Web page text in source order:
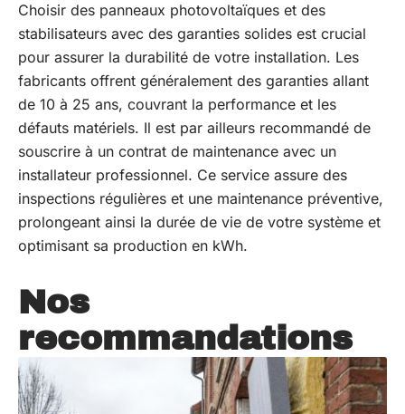
Choisir des panneaux photovoltaïques et des
stabilisateurs avec des garanties solides est crucial
pour assurer la durabilité de votre installation. Les
fabricants offrent généralement des garanties allant
de 10 à 25 ans, couvrant la performance et les
défauts matériels. Il est par ailleurs recommandé de
souscrire à un contrat de maintenance avec un
installateur professionnel. Ce service assure des
inspections régulières et une maintenance préventive,
prolongeant ainsi la durée de vie de votre système et
optimisant sa production en kWh.
Nos
recommandations